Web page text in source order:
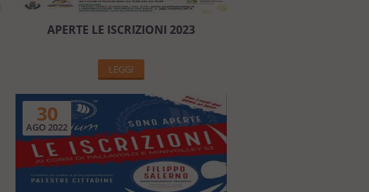
APERTE LE ISCRIZIONI 2023
LEGGI
30
AGO 2022